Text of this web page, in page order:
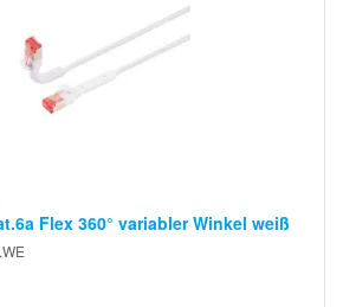
Flex 360° variabler Winkel weiß